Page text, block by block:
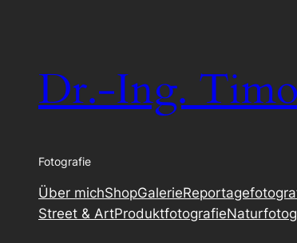
Dr.-Ing.
Fotografie
Über michShopGalerie
Street & ArtProduktfotografie